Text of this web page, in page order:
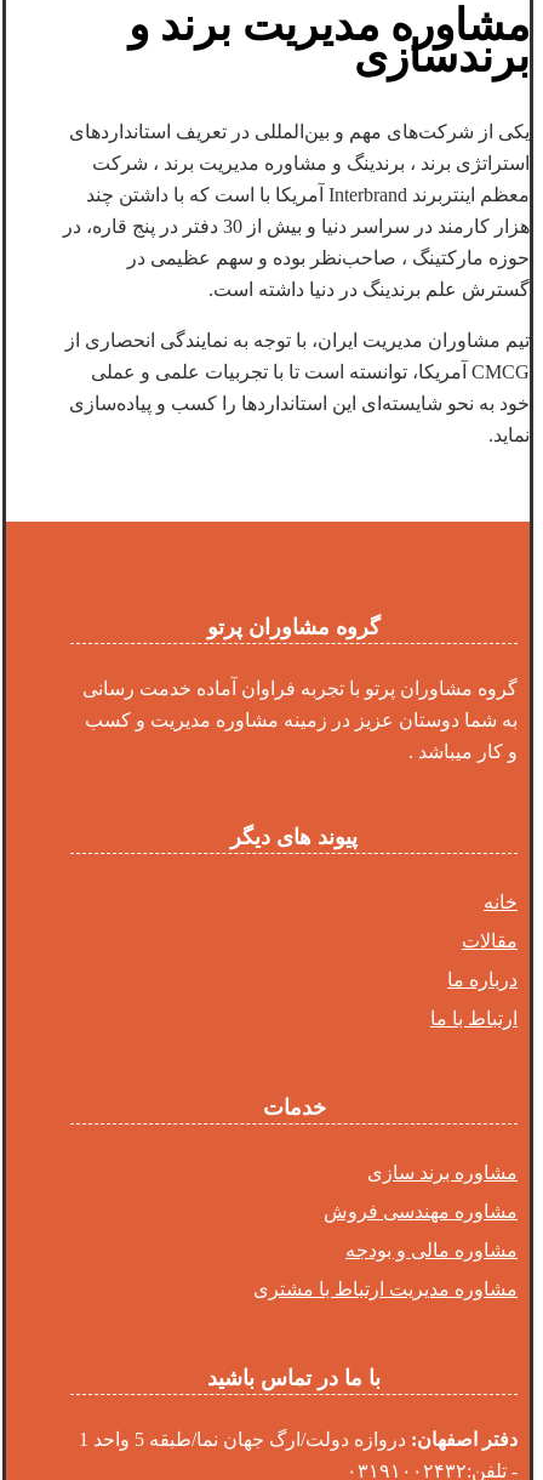
مشاوره مدیریت برند و
برندسازی
یکی از شرکت‌های مهم و بین‌المللی در تعریف استانداردهای
استراتژی برند ، برندینگ و مشاوره مدیریت برند ، شرکت
معظم اینتربرند Interbrand آمریکا با است که با داشتن چند
هزار کارمند در سراسر دنیا و بیش از 30 دفتر در پنج قاره، در
حوزه مارکتینگ ، صاحب‌نظر بوده و سهم عظیمی در
گسترش علم برندینگ در دنیا داشته است.
تیم مشاوران مدیریت ایران، با توجه به نمایندگی انحصاری از
CMCG آمریکا، توانسته است تا با تجربیات علمی و عملی
خود به نحو شایسته‌ای این استانداردها را کسب و پیاده‌سازی
نماید.
گروه مشاوران پرتو
گروه مشاوران پرتو با تجربه فراوان آماده خدمت رسانی
به شما دوستان عزیز در زمینه مشاوره مدیریت و کسب
و کار میباشد .
پیوند های دیگر
خانه
مقالات
درباره ما
ارتباط با ما
خدمات
مشاوره برند سازی
مشاوره مهندسی فروش
مشاوره مالی و بودجه
مشاوره مدیریت ارتباط با مشتری
با ما در تماس باشید
دفتر اصفهان:
دروازه دولت/ارگ جهان نما/طبقه 5 واحد 1
- تلفن:۰۳۱۹۱۰۰۲۴۳۲